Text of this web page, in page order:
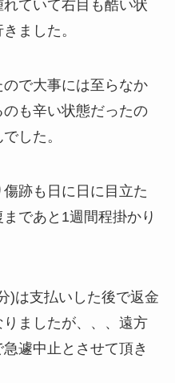
ていて右目も酷い状
ました。
で大事には至らなか
も辛い状態だったの
した。
跡も日に日に目立た
であと1週間程掛かり
)は支払いした後で返金
ましたが、、、遠方
遽中止とさせて頂き